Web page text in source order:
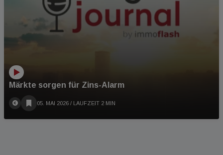
Märkte sorgen für Zins-Alarm
05. MAI 2026 / LAUFZEIT 2 MIN